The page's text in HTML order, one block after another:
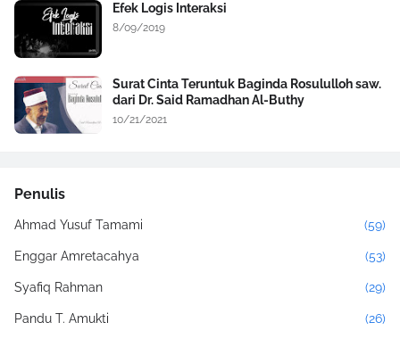
Efek Logis Interaksi
8/09/2019
Surat Cinta Teruntuk Baginda Rosululloh saw.
dari Dr. Said Ramadhan Al-Buthy
10/21/2021
Penulis
Ahmad Yusuf Tamami (59)
Enggar Amretacahya (53)
Syafiq Rahman (29)
Pandu T. Amukti (26)